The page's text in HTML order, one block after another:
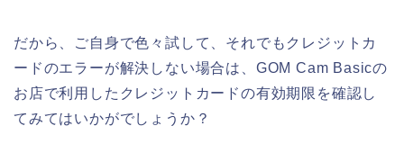
だから、ご自身で色々試して、それでもクレジットカ
ードのエラーが解決しない場合は、GOM Cam Basicの
お店で利用したクレジットカードの有効期限を確認し
てみてはいかがでしょうか？